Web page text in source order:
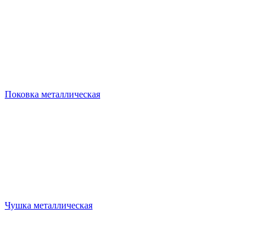
Поковка металлическая
Чушка металлическая